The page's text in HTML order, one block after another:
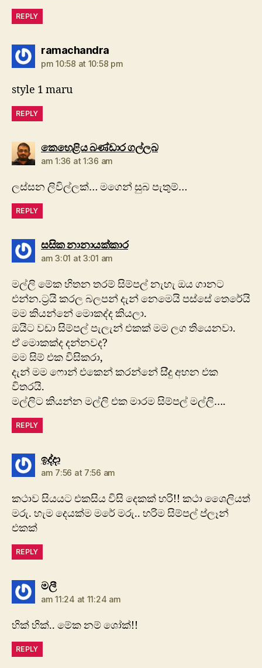
REPLY
ramachandrasays:
pm 10:58 at 10:58 pm
style 1 maru
REPLY
කෙහෙළිය බණ්ඩාර ගල්ලබsays:
am 1:36 at 1:36 am
ලස්සන ලිවිල්ලක්… මගෙන් සුබ පැතුම්…
REPLY
සසික නානායක්කාරsays:
am 3:01 at 3:01 am
මල්ලි මේක හිතන තරම් සිම්පල් නැහැ ඔය ගානට
එන්න.ට්‍රයි කරල බලපන් දැන් නෙමෙයි පස්සේ තෙරේයි
මම කියන්නේ මොකද්ද කියලා.
ඔයිට වඩා සිම්පල් පැලැන් එකක් මම ලග තියෙනවා.
ඒ මොකක්ද දන්නවද?
මම සිම් එක විසිකරා,
දැන් මම ෆොන් එකෙන් කරන්නේ සි්දු අහන එක
විතරයි.
මල්ලිට කියන්න මල්ලි එක මාරම සිම්පල් මල්ලි….
REPLY
ඉද්දාsays:
am 7:56 at 7:56 am
කථාව සියයට එකසිය විසි දෙකක් හරි!! කථා ශෛලියත්
මරු. හැම දෙයක්ම මරේ මරු.. හරිම සිම්පල් ප්ලෑන්
එකක්
REPLY
මලීsays:
am 11:24 at 11:24 am
හික් හික්.. මේක නම් ශෝක්!!
REPLY